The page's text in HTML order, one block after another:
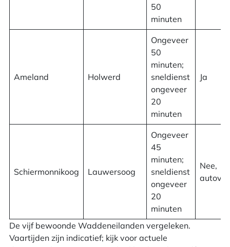
50
minuten
Ameland Holwerd
Ongeveer
50
minuten;
sneldienst
ongeveer
20
minuten
Ja
Schiermonnikoog Lauwersoog
Ongeveer
45
minuten;
sneldienst
ongeveer
20
minuten
Nee,
autovrij
De vijf bewoonde Waddeneilanden vergeleken.
Vaartijden zijn indicatief; kijk voor actuele